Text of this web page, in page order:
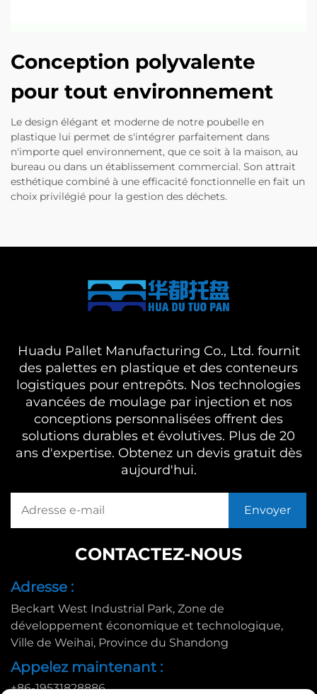
Conception polyvalente
pour tout environnement
Le design élégant et moderne de notre poubelle en
plastique lui permet de s'intégrer parfaitement dans
n'importe quel environnement, que ce soit à la maison, au
bureau ou dans un établissement commercial. Son attrait
esthétique combiné à une efficacité fonctionnelle en fait un
choix privilégié pour la gestion des déchets.
Huadu Pallet Manufacturing Co., Ltd. fournit
des palettes en plastique et des conteneurs
logistiques pour entrepôts. Nos technologies
avancées de moulage par injection et nos
conceptions personnalisées offrent des
solutions durables et évolutives. Plus de 20
ans d'expertise. Obtenez un devis gratuit dès
aujourd'hui.
CONTACTEZ-NOUS
Adresse :
Beckart West Industrial Park, Zone de
développement économique et technologique,
Ville de Weihai, Province du Shandong
Appelez maintenant :
+86-19531828886